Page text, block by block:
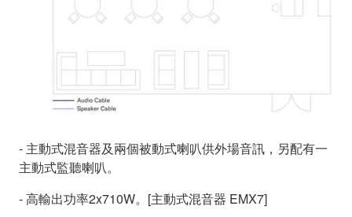
- 主動式混音器及兩個被動式喇叭供外場音訊，另配有一
主動式監聽喇叭。
- 高輸出功率2x710W。[主動式混音器 EMX7]